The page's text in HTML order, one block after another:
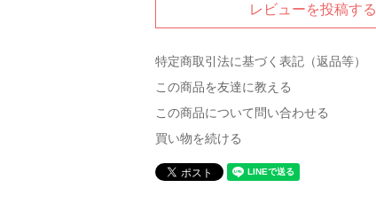
レビューを投稿する
特定商取引法に基づく表記（返品等）
この商品を友達に教える
この商品について問い合わせる
買い物を続ける